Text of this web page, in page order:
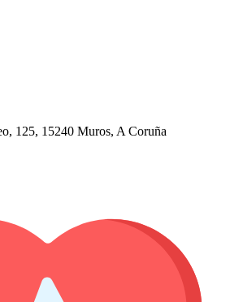
125, 15240 Muros, A Coruña